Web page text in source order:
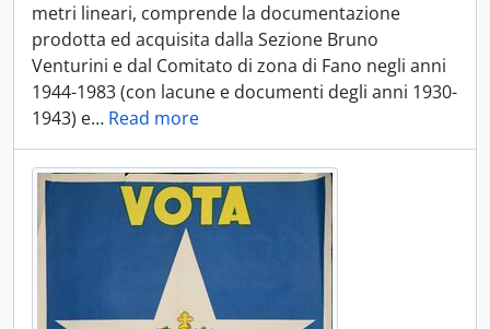
metri lineari, comprende la documentazione
prodotta ed acquisita dalla Sezione Bruno
Venturini e dal Comitato di zona di Fano negli anni
1944-1983 (con lacune e documenti degli anni 1930-
1943) e… Read more